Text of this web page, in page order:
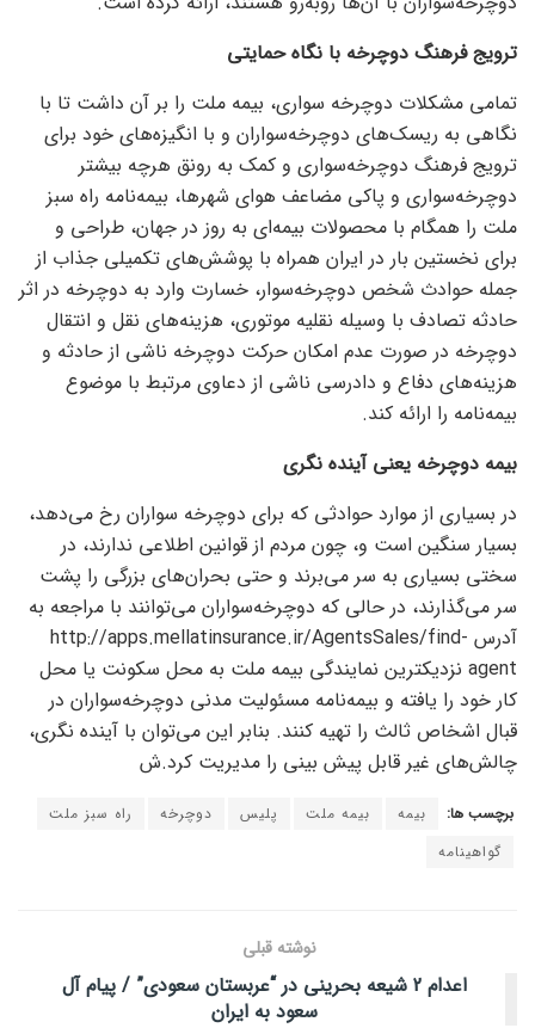
ترویج فرهنگ دوچرخه با نگاه حمایتی
تمامی مشکلات دوچرخه سواری، بیمه ملت را بر آن داشت تا با
نگاهی به ریسک‌های دوچرخه‌سواران و با انگیزه‌های خود برای
ترویج فرهنگ دوچرخه‌سواری و کمک به رونق هرچه بیشتر
دوچرخه‌سواری و پاکی مضاعف هوای شهرها، بیمه‌نامه راه سبز
ملت را همگام با محصولات بیمه‌ای به روز در جهان، طراحی و
برای نخستین بار در ایران همراه با پوشش‌های تکمیلی جذاب از
جمله حوادث شخص دوچرخه‌سوار، خسارت وارد به دوچرخه در اثر
حادثه تصادف با وسیله نقلیه موتوری، هزینه‌های نقل و انتقال
دوچرخه در صورت عدم امکان حرکت دوچرخه ناشی از حادثه و
هزینه‌های دفاع و دادرسی ناشی از دعاوی مرتبط با موضوع
بیمه‌نامه را ارائه کند.
بیمه دوچرخه یعنی آینده نگری
در بسیاری از موارد حوادثی که برای دوچرخه سواران رخ می‌دهد،
بسیار سنگین است و، چون مردم از قوانین اطلاعی ندارند، در
سختی بسیاری به سر می‌برند و حتی بحران‌های بزرگی را پشت
سر می‌گذارند، در حالی که دوچرخه‌سواران می‌توانند با مراجعه به
آدرس http://apps.mellatinsurance.ir/AgentsSales/find-
agent نزدیکترین نمایندگی بیمه ملت به محل سکونت یا محل
کار خود را یافته و بیمه‌نامه مسئولیت مدنی دوچرخه‌سواران در
قبال اشخاص ثالث را تهیه کنند. بنابر این می‌توان با آینده نگری،
چالش‌های غیر قابل پیش بینی را مدیریت کرد.ش
برچسب ها: بیمه بیمه ملت پلیس دوچرخه
راه سبز ملت
گواهینامه
نوشته قبلی
اعدام 2 شیعه بحرینی در “عربستان سعودی” / پیام آل
سعود به ایران